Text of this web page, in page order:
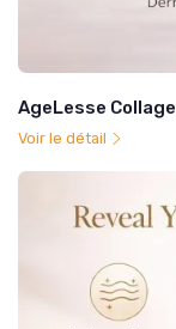
AgeLesse
Voir le détail